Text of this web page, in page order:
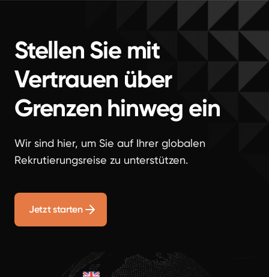
Stellen Sie mit
Vertrauen über
Grenzen hinweg ein
Wir sind hier, um Sie auf Ihrer globalen
Rekrutierungsreise zu unterstützen.
Jetzt starten